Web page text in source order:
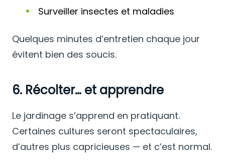
Surveiller insectes et maladies
Quelques minutes d’entretien chaque jour
évitent bien des soucis.
6. Récolter… et apprendre
Le jardinage s’apprend en pratiquant.
Certaines cultures seront spectaculaires,
d’autres plus capricieuses — et c’est normal.